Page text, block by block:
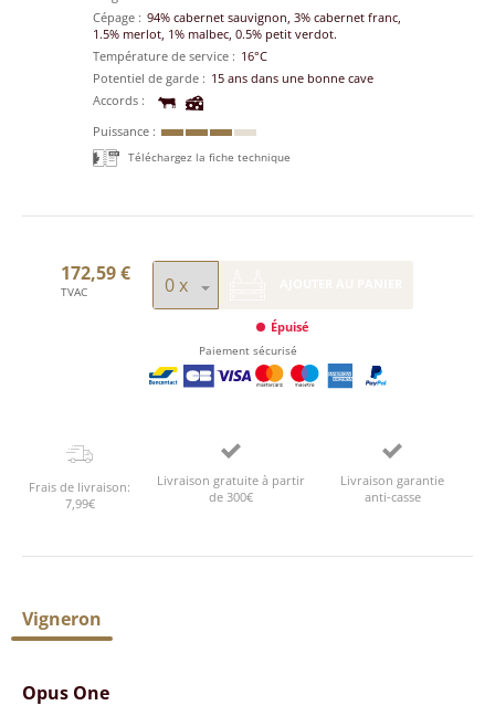
Cépage
94% cabernet sauvignon, 3% cabernet franc,
1.5% merlot, 1% malbec, 0.5% petit verdot.
Température de service
16°C
Potentiel de garde
15 ans dans une bonne cave
Accords
Puissance
Téléchargez la fiche technique
172,59 €
TVAC
Épuisé
Paiement sécurisé
Frais de livraison:
7,99€
Livraison gratuite à partir
de 300€
Livraison garantie
anti-casse
Vigneron
Opus One